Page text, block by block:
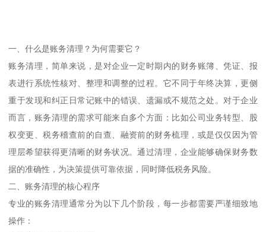
一、什么是账务清理？为何需要它？
账务清理，简单来说，是对企业一定时期内的财务账簿、凭证、报
表进行系统性核对、整理和调整的过程。它不同于年终决算，更侧
重于发现和纠正日常记账中的错误、遗漏或不规范之处。对于企业
而言，账务清理的需求可能来自多个方面：比如公司业务转型、股
权变更、税务稽查前的自查、融资前的财务梳理，或是仅仅因为管
理层希望获得更清晰的财务状况。通过清理，企业能够确保财务数
据的准确性，为决策提供可靠依据，同时降低税务风险。
二、账务清理的核心程序
专业的账务清理通常分为以下几个阶段，每一步都需要严谨细致地
操作：